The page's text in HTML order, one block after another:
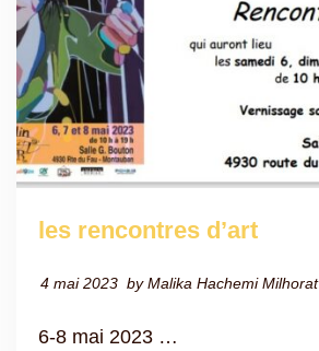
les rencontres d’art
4 mai 2023 byMalika Hachemi Milhorat
6-8 mai 2023 …